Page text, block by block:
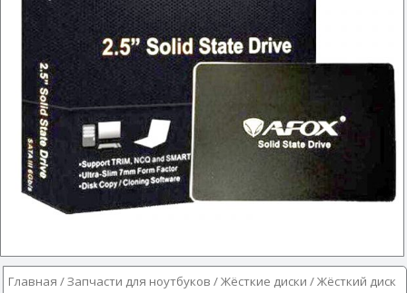
Главная /Запчасти для ноутбуков /Жёсткие диски / Жёсткий диск